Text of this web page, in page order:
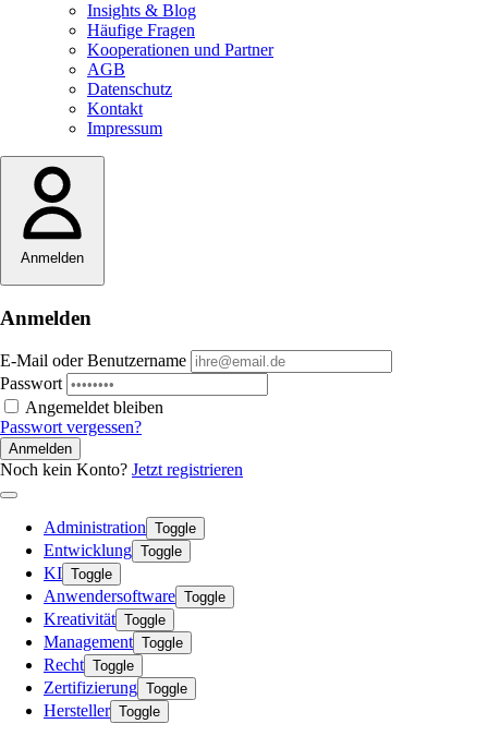
Insights & Blog
Häufige Fragen
Kooperationen und Partner
AGB
Datenschutz
Kontakt
Impressum
Anmelden
Anmelden
E-Mail oder Benutzername
Passwort
Angemeldet bleiben
Passwort vergessen?
Anmelden
Noch kein Konto? Jetzt registrieren
Administration Toggle
Entwicklung Toggle
KI Toggle
Anwendersoftware Toggle
Kreativität Toggle
Management Toggle
Recht Toggle
Zertifizierung Toggle
Hersteller Toggle